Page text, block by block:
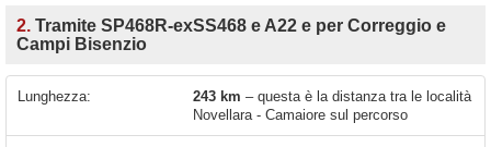
2. Tramite SP468R-exSS468 e A22 e per Correggio e
Campi Bisenzio
Lunghezza: 243 km – questa è la distanza tra le località
Novellara - Camaiore sul percorso